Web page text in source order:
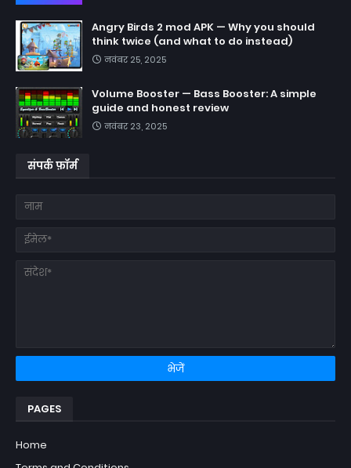
Angry Birds 2 mod APK — Why you should
think twice (and what to do instead)
नवंबर 25, 2025
Volume Booster — Bass Booster: A simple
guide and honest review
नवंबर 23, 2025
संपर्क फ़ॉर्म
PAGES
Home